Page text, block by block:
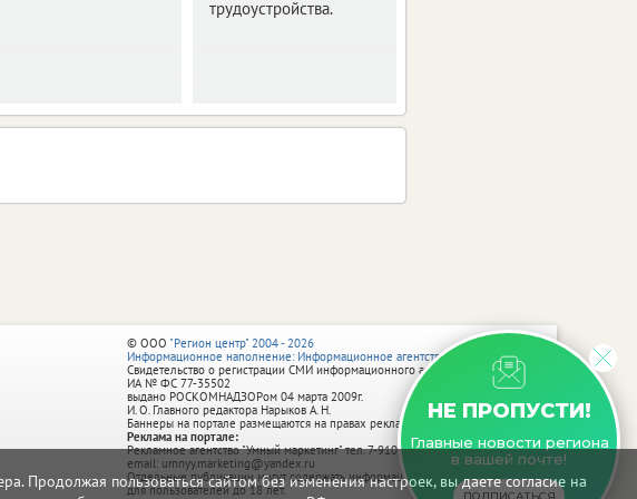
Продолжая пользоваться сайтом без изменения настроек, вы даете согласие на
трудоустройства.
НЕ ПРОПУСТИ!
Главные новости региона
в вашей почте!
© ООО "Регион центр" 2004 - 2026
Информационное наполнение: Информационное агентство vRossii.ru
Свидетельство о регистрации СМИ информационного агентства vRossii.ru
ИА № ФС 77‑35502
выдано РОСКОМНАДЗОРом 04 марта 2009г.
И. О. Главного редактора Нарыков А. Н.
Баннеры на портале размещаются на правах рекламы.
Реклама на портале:
Рекламное агентство "Умный маркетинг" тел. 7-910-267-70-40,
email: umnyy.marketing@yandex.ru
Отдельные публикации могут содержать информацию, не предназначенную
для пользователей до 18 лет.